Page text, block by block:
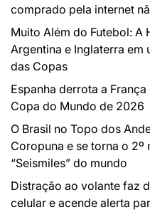
comprado pela internet
Muito Além do Futebol: A
Argentina e Inglaterra em
das Copas
Espanha derrota a
Copa do Mundo de 2026
O Brasil no Topo dos
Coropuna e se torna o
“Seismiles” do mundo
Distração ao volante faz
celular e acende alerta